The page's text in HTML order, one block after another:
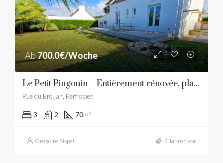
Ab700.0€/Woche
Le Petit Pingouin – Entièrement rénovée, plage à 300 mètres
Rue du Brouan, Kerfissien
3 2 70m²
Grégoire Rispal 3 Jahren vor